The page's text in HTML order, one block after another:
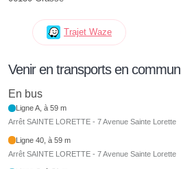
Trajet Waze
Venir en transports en commun
En bus
Ligne A, à 59 m
Arrêt SAINTE LORETTE - 7 Avenue Sainte Lorette
Ligne 40, à 59 m
Arrêt SAINTE LORETTE - 7 Avenue Sainte Lorette